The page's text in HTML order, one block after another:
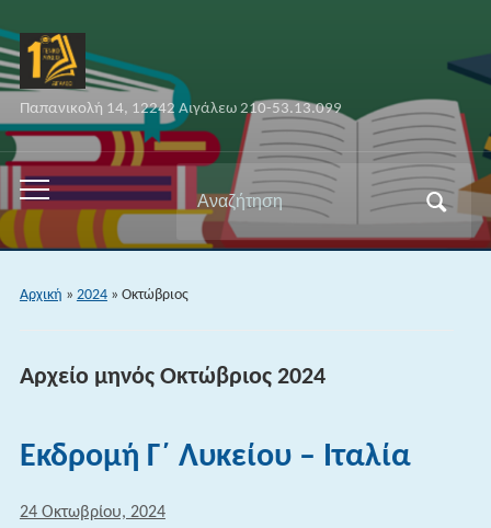
Παπανικολή 14, 12242 Αιγάλεω 210-53.13.099
Εναλλαγή
του
μενού
για
Αναζήτηση
για:
Αρχική » 2024» Οκτώβριος
Αρχείο μηνός Οκτώβριος 2024
Εκδρομή Γ΄ Λυκείου – Ιταλία
24 Οκτωβρίου, 2024